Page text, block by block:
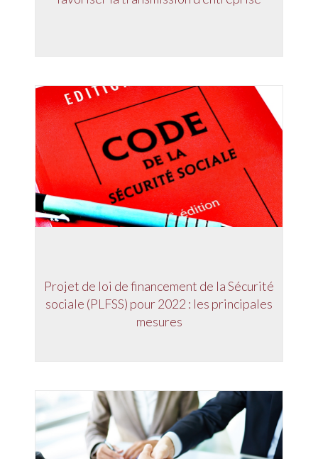
Projet de loi de financement de la Sécurité
sociale (PLFSS) pour 2022 : les principales
mesures